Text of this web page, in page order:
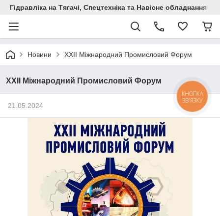
Гідравліка на Тягачі, Спецтехніка та Навісне обладнання
Новини XXII Міжнародний Промисловий Форум
XXII Міжнародний Промисловий Форум
21.05.2024
КНОПКА
ЗВ'ЯЗКУ